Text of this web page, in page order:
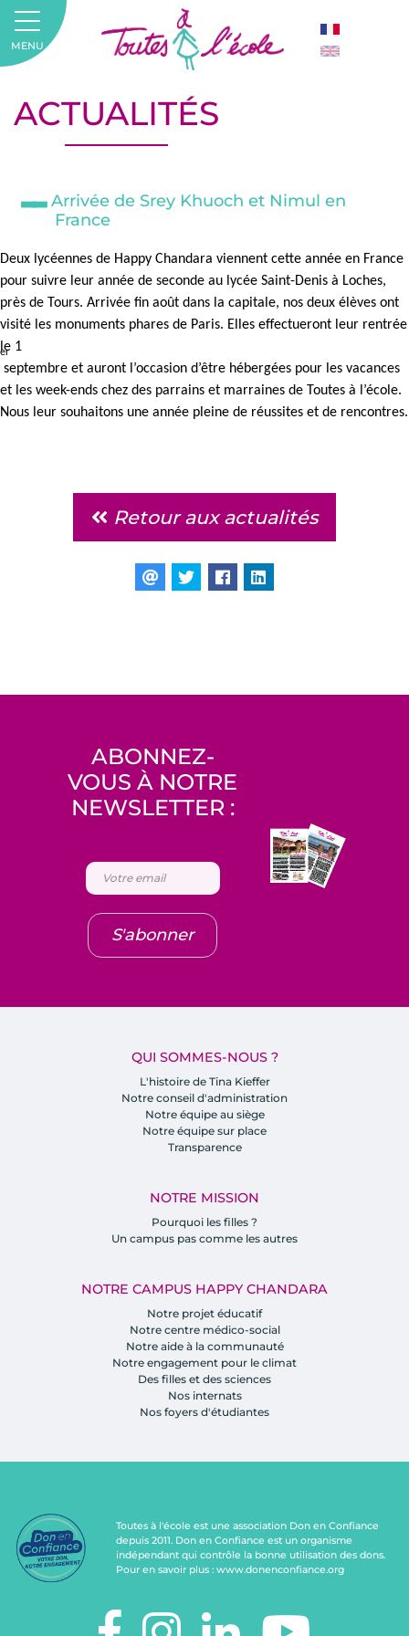
ACTUALITÉS
Arrivée de Srey Khuoch et Nimul en
France
Deux lycéennes de Happy Chandara viennent cette année en France
pour suivre leur année de seconde au lycée Saint-Denis à Loches,
près de Tours. Arrivée fin août dans la capitale, nos deux élèves ont
visité les monuments phares de Paris. Elles effectueront leur rentrée
le 1
er
septembre et auront l’occasion d’être hébergées pour les vacances
et les week-ends chez des parrains et marraines de Toutes à l’école.
Nous leur souhaitons une année pleine de réussites et de rencontres.
Retour aux actualités
QUI SOMMES-NOUS ?
L'histoire de Tina Kieffer
Notre conseil d'administration
Notre équipe au siège
Notre équipe sur place
Transparence
NOTRE MISSION
Pourquoi les filles ?
Un campus pas comme les autres
NOTRE CAMPUS HAPPY CHANDARA
Notre projet éducatif
Notre centre médico-social
Notre aide à la communauté
Notre engagement pour le climat
Des filles et des sciences
Nos internats
Nos foyers d'étudiantes
ABONNEZ-
VOUS À NOTRE
NEWSLETTER :
S'abonner
Toutes à l'école est une association Don en Confiance
depuis 2011. Don en Confiance est un organisme
indépendant qui contrôle la bonne utilisation des dons.
Pour en savoir plus : www.donenconfiance.org
MENU